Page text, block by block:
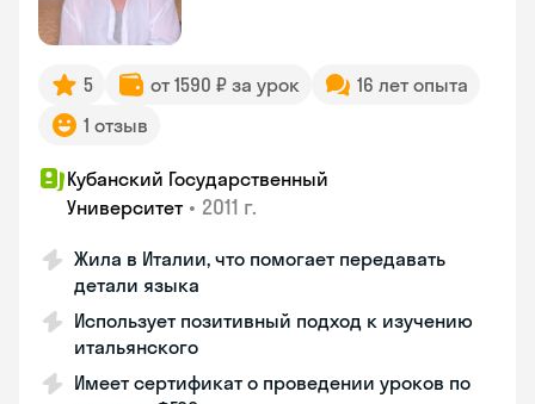
5 от 1590 ₽ за урок
16 лет опыта
1 отзыв
Кубанский Государственный
Университет • 2011 г.
Жила в Италии, что помогает передавать
детали языка
Использует позитивный подход к изучению
итальянского
Имеет сертификат о проведении уроков по